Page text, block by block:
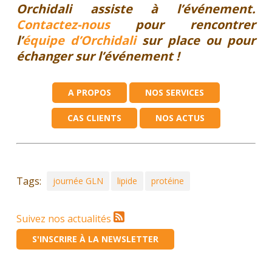
Orchidali assiste à l’événement.
Contactez-nouspour rencontrer
l’équipe d’Orchidalisur place ou pour
échanger sur l’événement !
A PROPOS NOS SERVICES
CAS CLIENTS NOS ACTUS
Tags: journée GLN lipide protéine
Suivez nos actualités
S'INSCRIRE À LA NEWSLETTER